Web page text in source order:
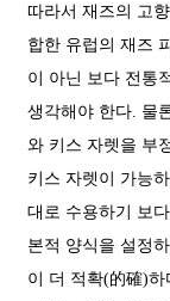
따라서 재즈의 고
합한 유럽의 재즈
이 아닌 보다 전통
생각해야 한다. 물
와 키스 자렛을 부
키스 자렛이 가능
대로 수용하기 보
본적 양식을 설정
이 더 적확(的確)